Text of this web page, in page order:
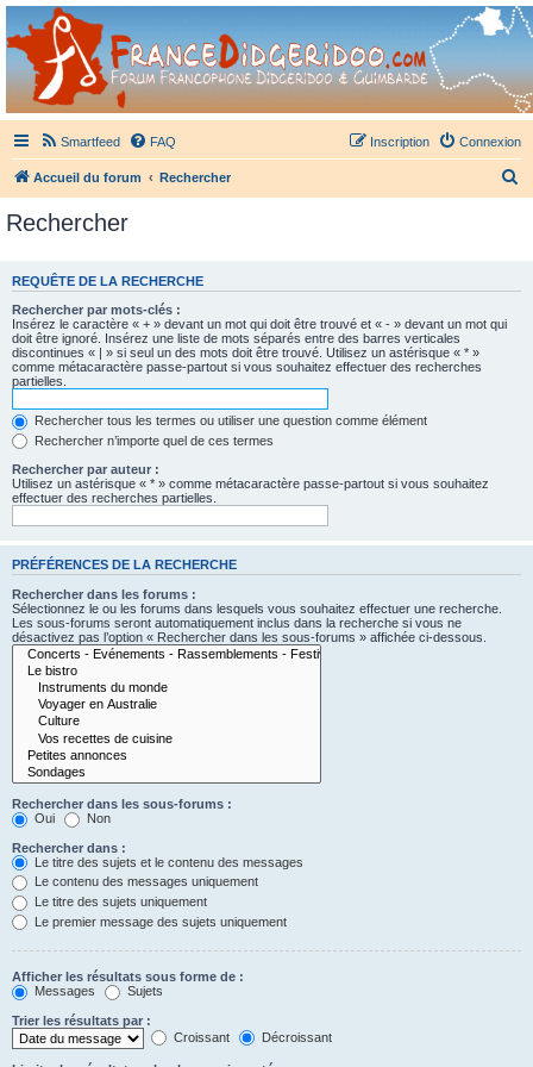
France Didgeridoo
Didgeridoo et Guimbarde sur France Didgeridoo - retrouvez la communauté.
Smartfeed FAQ Connexion
Inscription
Accueil du forum Rechercher
e
Rechercher
REQUÊTE DE LA RECHERCHE
Rechercher par mots-clés :
Insérez le caractère « + » devant un mot qui doit être trouvé et « - » devant un mot qui
doit être ignoré. Insérez une liste de mots séparés entre des barres verticales
discontinues « | » si seul un des mots doit être trouvé. Utilisez un astérisque « * »
comme métacaractère passe-partout si vous souhaitez effectuer des recherches
partielles.
Rechercher tous les termes ou utiliser une question comme élément
Rechercher n’importe quel de ces termes
Rechercher par auteur :
Utilisez un astérisque « * » comme métacaractère passe-partout si vous souhaitez
effectuer des recherches partielles.
PRÉFÉRENCES DE LA RECHERCHE
Rechercher dans les forums :
Sélectionnez le ou les forums dans lesquels vous souhaitez effectuer une recherche.
Les sous-forums seront automatiquement inclus dans la recherche si vous ne
désactivez pas l’option « Rechercher dans les sous-forums » affichée ci-dessous.
Rechercher dans les sous-forums :
Oui
Non
Rechercher dans :
Le titre des sujets et le contenu des messages
Le contenu des messages uniquement
Le titre des sujets uniquement
Le premier message des sujets uniquement
Afficher les résultats sous forme de :
Messages
Sujets
Trier les résultats par :
Croissant
Décroissant